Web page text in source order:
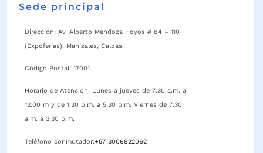
Sede principal
Dirección: Av. Alberto Mendoza Hoyos # 84 – 110
(Expoferias). Manizales, Caldas.
Código Postal: 17001
Horario de Atención: Lunes a jueves de 7:30 a.m. a
12:00 m y de 1:30 p.m. a 5:30 p.m. Viernes de 7:30
a.m. a 3:30 p.m.
Teléfono conmutador:+57 3006922062